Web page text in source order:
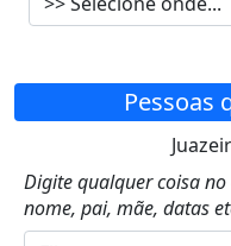
Pessoas
Digite qualquer coisa
nome, pai, mãe, datas